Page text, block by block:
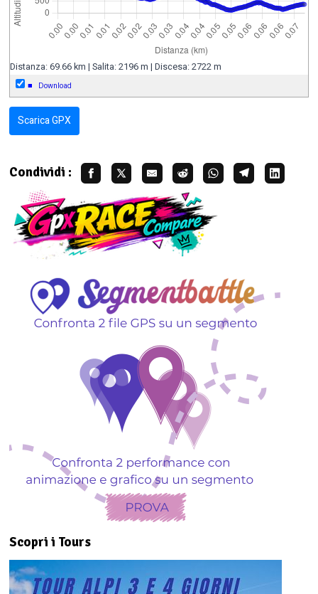
Distanza: 69.66 km | Salita: 2196 m | Discesa: 2722 m
■ Download
Scarica GPX
Condividi :
Scopri i Tours